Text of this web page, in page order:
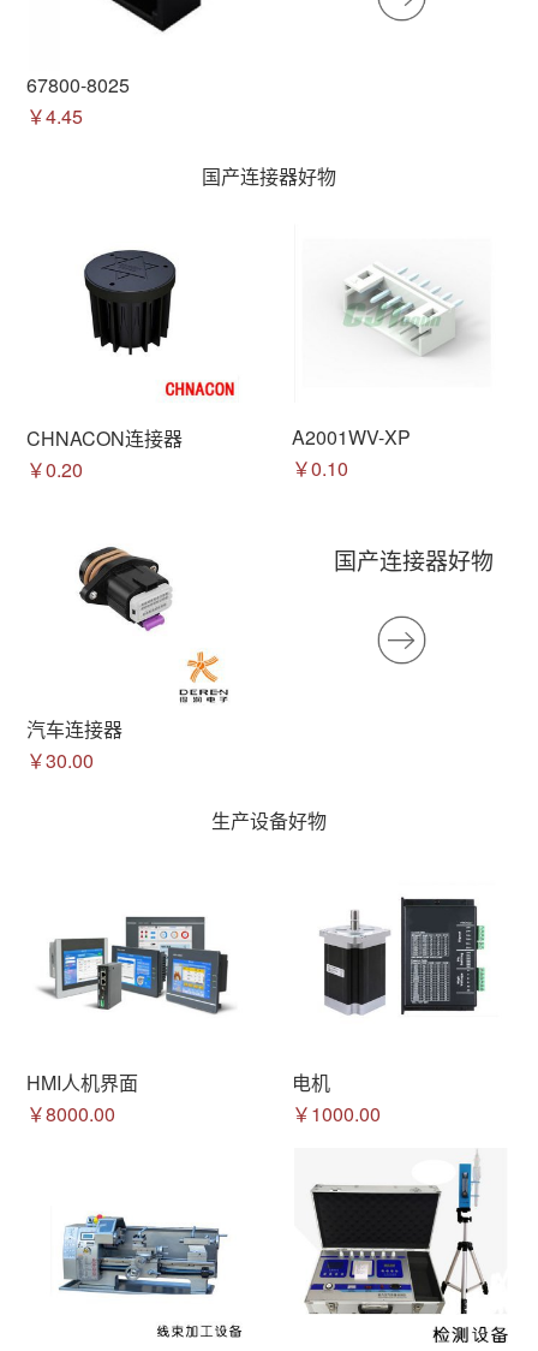
67800-8025
￥4.45
国产连接器好物
CHNACON连接器
￥0.20
A2001WV-XP
￥0.10
汽车连接器
￥30.00
国产连接器好物
生产设备好物
HMI人机界面
￥8000.00
电机
￥1000.00